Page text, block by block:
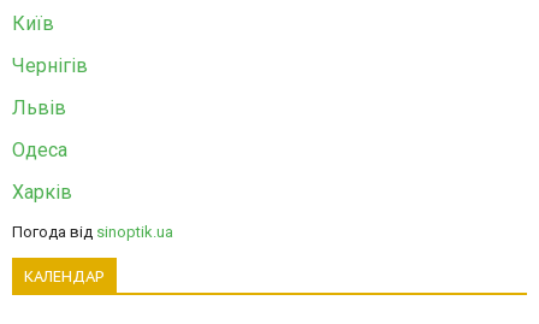
Київ
Чернігів
Львів
Одеса
Харків
Погода від sinoptik.ua
КАЛЕНДАР